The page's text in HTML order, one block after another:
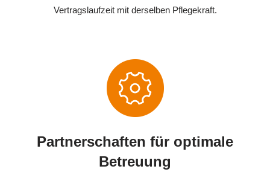
Vertragslaufzeit mit derselben Pflegekraft.
Partnerschaften für optimale
Betreuung